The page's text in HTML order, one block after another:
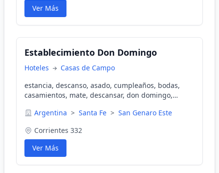
Ver Más
Establecimiento Don Domingo
Hoteles
Casas de Campo
estancia, descanso, asado, cumpleaños, bodas,
casamientos, mate, descansar, don domingo,
hostal, hostel, turismo rural, country, gay,
Argentina > Santa Fe > San Genaro Este
Corrientes 332
Ver Más